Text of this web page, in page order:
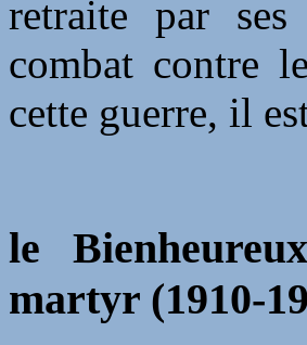
retraite par
combat contre
cette guerre, il
le
martyr (1910-